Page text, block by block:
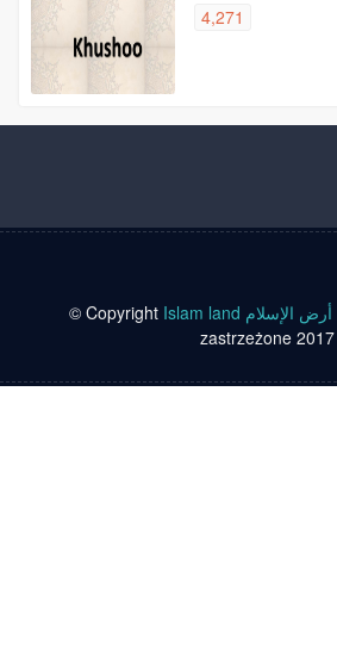
4,271
© Copyright Islam land أرض الإسلام
zastrzeżone 2017